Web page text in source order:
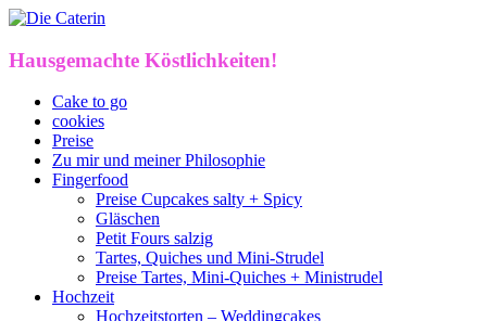
Hausgemachte Köstlichkeiten!
Cake to go
cookies
Preise
Zu mir und meiner Philosophie
Fingerfood
Preise Cupcakes salty + Spicy
Gläschen
Petit Fours salzig
Tartes, Quiches und Mini-Strudel
Preise Tartes, Mini-Quiches + Ministrudel
Hochzeit
Hochzeitstorten – Weddingcakes